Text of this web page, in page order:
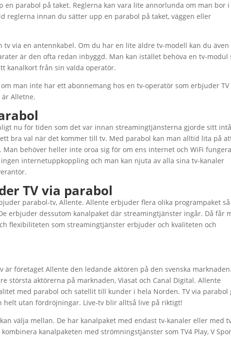
parabol på taket. Reglerna kan vara lite annorlunda om man bor i
reglerna innan du sätter upp en parabol på taket, väggen eller
tv via en antennkabel. Om du har en lite äldre tv-modell kan du även
är den ofta redan inbyggd. Man kan istället behöva en tv-modul
kanalkort från sin valda operatör.
man inte har ett abonnemang hos en tv-operatör som erbjuder TV
Alletne.
nu för tiden som det var innan streamingtjänsterna gjorde sitt
bra val när det kommer till tv. Med parabol kan man alltid lita på
behöver heller inte oroa sig för om ens internet och WiFi
internetuppkoppling och man kan njuta av alla sina tv-kanaler
TV via parabol
parabol-tv, Allente. Allente erbjuder flera olika programpaket
erbjuder dessutom kanalpaket där streamingtjänster ingår. Då får
flexibiliteten som streamingtjänster erbjuder och kvaliteten och
företaget Allente den ledande aktören på den svenska marknaden.
största aktörerna på marknaden, Viasat och Canal Digital. Allente
med parabol och satellit till kunder i hela Norden. TV via parabol
utan fördröjningar. Live-tv blir alltså live på riktigt!
välja mellan. De har kanalpaket med endast tv-kanaler eller med
kanalpaketen med strömningstjänster som TV4 Play, V